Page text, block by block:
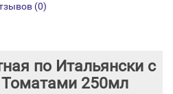
(0)
по Итальянски с
250мл